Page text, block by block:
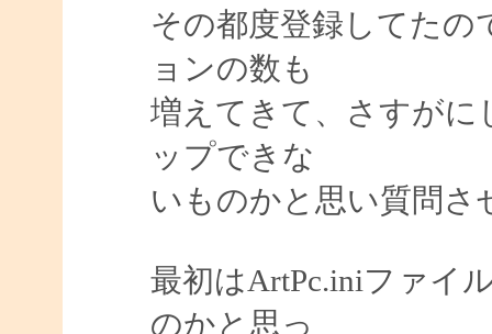
その都度登録してたの
ョンの数も
増えてきて、さすがに
ップできな
いものかと思い質問
最初はArtPc.iniファイ
のかと思っ